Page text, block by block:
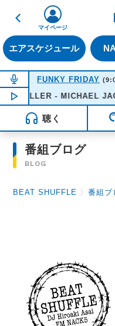
戻る
エアスケジュール
マイページ
NOW ON AIR
FUNKY FRIDAY
NOW PLAYING12:21
- MICHAEL
聴く
番組ブログ
BLOG
BEAT SHUFFLE 〉番組ブ